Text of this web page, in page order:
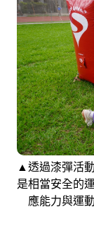
▲透過漆彈活
是相當安全的
應能力與運